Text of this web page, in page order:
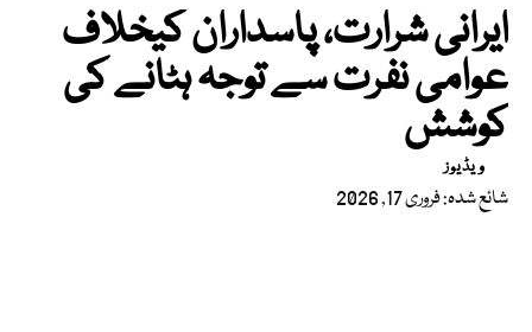
ایرانی شرارت، پاسداران کیخلاف
عوامی نفرت سے توجہ ہٹانے کی
کوشش
ویڈیوز
شائع شدہ: فروری 17, 2026